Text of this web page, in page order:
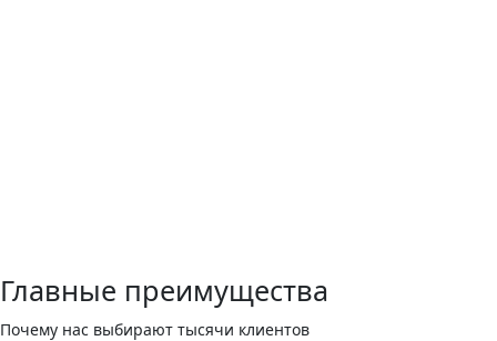
Главные преимущества
Почему нас выбирают тысячи клиентов